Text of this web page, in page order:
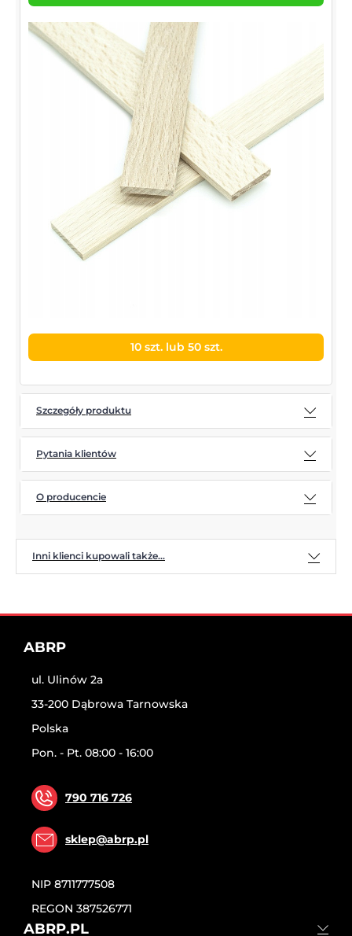
10 szt. lub 50 szt.
Szczegóły produktu
Pytania klientów
O producencie
Inni klienci kupowali także...
ABRP
ul. Ulinów 2a
33-200 Dąbrowa Tarnowska
Polska
Pon. - Pt. 08:00 - 16:00
790 716 726
sklep@abrp.pl
NIP 8711777508
REGON 387526771
ABRP.PL